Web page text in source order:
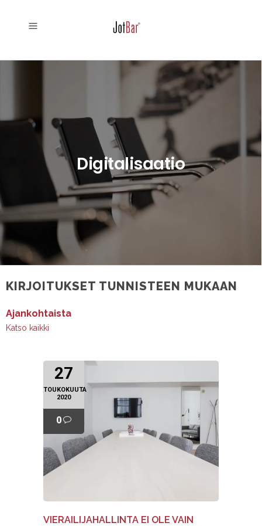
Digitalisaatio
KIRJOITUKSET TUNNISTEEN MUKAAN
Ajankohtaista
Katso kaikki
27
TOUKOKUUTA
2020
0
VIERAILIJAHALLINTA EI OLE VAIN